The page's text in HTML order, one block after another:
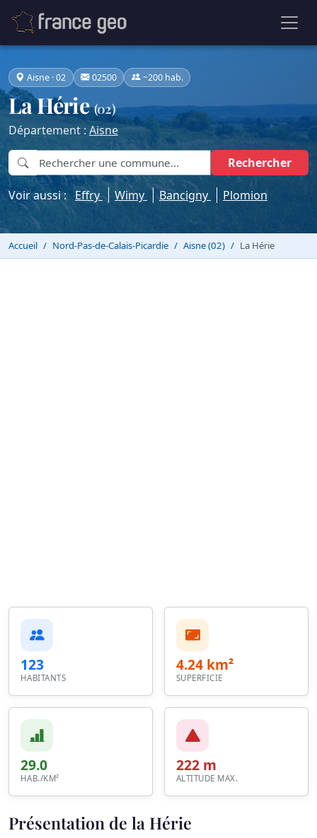
Aisne · 02 02500 ~200 hab.
La Hérie(02)
Département : Aisne
Rechercher
Voir aussi :Effry Wimy Bancigny Plomion
Accueil Nord-Pas-de-Calais-Picardie Aisne (02) La Hérie
123
HABITANTS
4.24 km²
SUPERFICIE
29.0
HAB./KM²
222 m
ALTITUDE MAX.
Présentation de la Hérie